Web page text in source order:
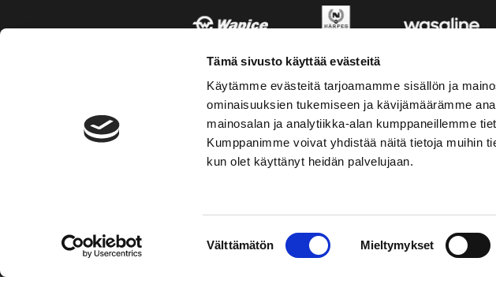
Tämä sivusto käyttää evästeitä
Käytämme evästeitä tarjoamamme sisällön ja
ominaisuuksien tukemiseen ja kävijämäärämme
mainosalan ja analytiikka-alan kumppaneillemme
Kumppanimme voivat yhdistää näitä tietoja muihin
kun olet käyttänyt heidän palvelujaan.
Välttämätön Mieltymykset
Hockey-Team Vaasan Sport Oy
YHTEYSTIEDOT
Puh: 02 01 555 600
sportshop@vaasansport.fi